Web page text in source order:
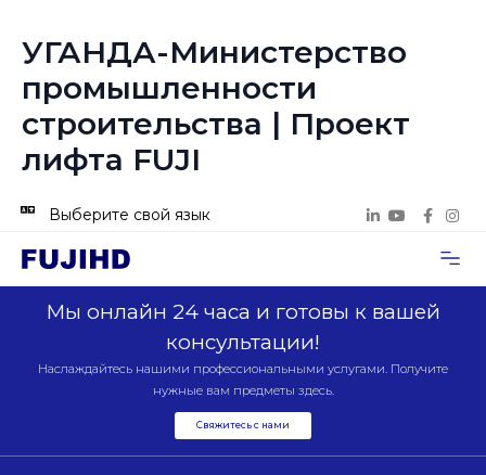
УГАНДА-Министерство
промышленности
строительства | Проект
лифта FUJI
Выберите свой язык
Мы онлайн 24 часа и готовы к вашей
консультации!
Наслаждайтесь нашими профессиональными услугами. Получите
нужные вам предметы здесь.
Свяжитесь с нами